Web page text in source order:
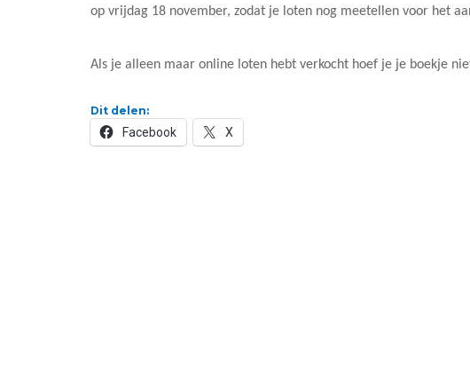
op vrijdag 18 november, zodat je loten nog meetellen voor het
Als je alleen maar online loten hebt verkocht hoef je je boekje
Dit delen:
Facebook X